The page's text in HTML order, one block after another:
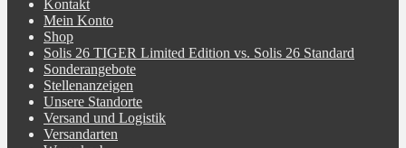
Kontakt
Mein Konto
Shop
Solis 26 TIGER Limited Edition vs. Solis 26 Standard
Sonderangebote
Stellenanzeigen
Unsere Standorte
Versand und Logistik
Versandarten